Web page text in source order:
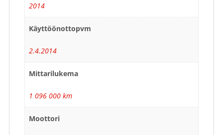
2014
Käyttöönottopvm
2.4.2014
Mittarilukema
1 096 000 km
Moottori